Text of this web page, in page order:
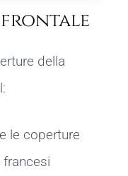
frontale
della
le coperture